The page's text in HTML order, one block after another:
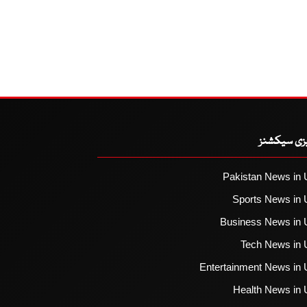
سیکشنز
Pakistan News in
Sports News in
Business News in
Tech News in
Entertainment News in
Health News in